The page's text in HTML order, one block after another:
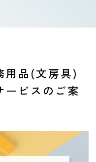
用品(文房具)
ービスのご案